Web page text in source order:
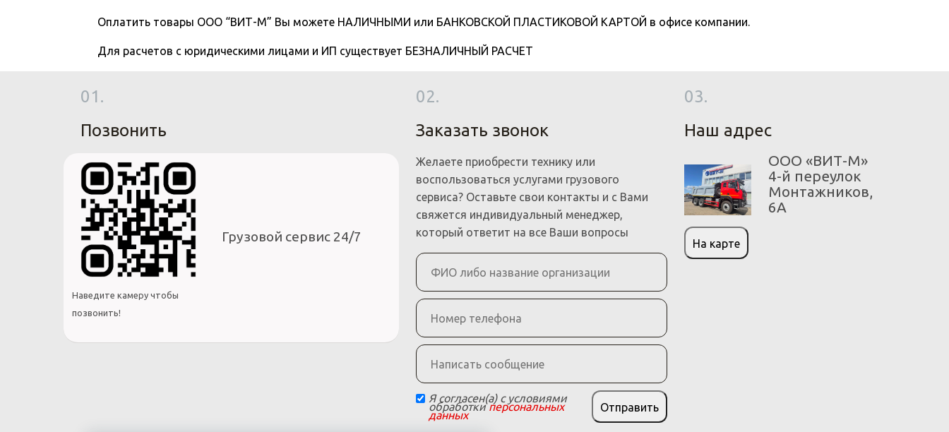
Оплатить товары ООО “ВИТ-М” Вы можете НАЛИЧНЫМИ или БАНКОВСКОЙ ПЛАСТИКОВОЙ КАРТОЙ в офисе компании.
Для расчетов с юридическими лицами и ИП существует БЕЗНАЛИЧНЫЙ РАСЧЕТ
01.
Позвонить
Наведите камеру чтобы
позвонить!
Грузовой сервис 24/7
02.
Заказать звонок
Желаете приобрести технику или
воспользоваться услугами грузового
сервиса? Оставьте свои контакты и с Вами
свяжется индивидуальный менеджер,
который ответит на все Ваши вопросы
Я согласен(а) с условиями
обработкиперсональных
данных
Отправить
03.
Наш адрес
ООО «ВИТ-М»
4-й переулок
Монтажников,
6А
На карте